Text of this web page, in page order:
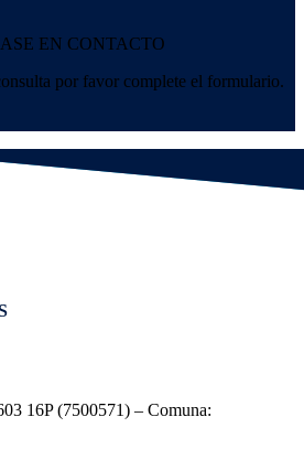
EN CONTACTO
por favor complete el formulario.
16P (7500571) – Comuna: